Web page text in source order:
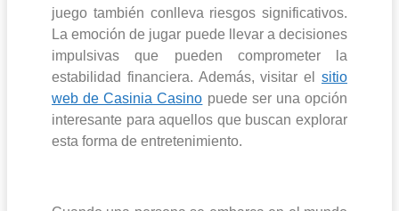
juego también conlleva riesgos significativos.
La emoción de jugar puede llevar a decisiones
impulsivas que pueden comprometer la
estabilidad financiera. Además, visitar el sitio
web de Casinia Casino puede ser una opción
interesante para aquellos que buscan explorar
esta forma de entretenimiento.